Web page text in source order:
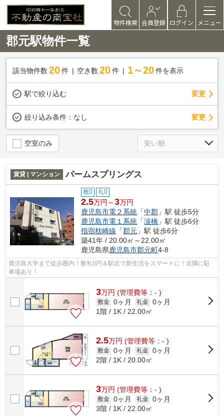
物件検索 会員登録 ログイン メニュー
郡元駅物件一覧
該当物件数 20件 空き数 20 件 1～20 件を表示
駅で絞り込む 変更
絞り込み条件： なし 変更
空室のみ
賃貸 | マンション パームスプリングス
敷0 礼0
2.5万円～3万円
鹿児島市電２系統 「中郡 」駅 徒歩5分
鹿児島市電１系統 「涙橋 」駅 徒歩6分
指宿枕崎線 「郡元 」駅 徒歩6分
築41年 / 20.00㎡～22.00㎡
鹿児島県鹿児島市郡元町4-8
鹿児島大学まで徒歩圏内！敷礼0円＆駅近で新生活をスマートに！近隣に駐
車場あり！
3万円 (管理費等：- )
敷金 0ヶ月 礼金 0ヶ月
1階 / 1K / 22.00㎡
2.5万円 (管理費等：- )
敷金 0ヶ月 礼金 0ヶ月
2階 / 1K / 20.00㎡
3万円 (管理費等：- )
敷金 0ヶ月 礼金 0ヶ月
3階 / 1K / 22.00㎡